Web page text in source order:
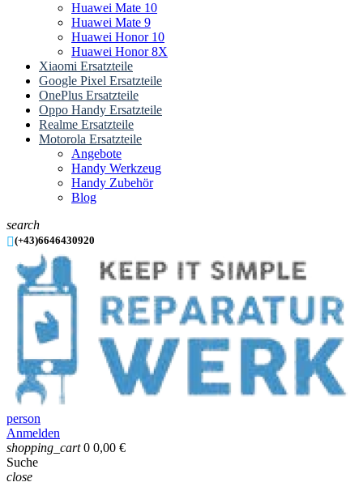
Huawei Mate 10
Huawei Mate 9
Huawei Honor 10
Huawei Honor 8X
Xiaomi Ersatzteile
Google Pixel Ersatzteile
OnePlus Ersatzteile
Oppo Handy Ersatzteile
Realme Ersatzteile
Motorola Ersatzteile
Angebote
Handy Werkzeug
Handy Zubehör
Blog
search
(+43)6646430920
person
Anmelden
shopping_cart 0 0,00 €
Suche
close